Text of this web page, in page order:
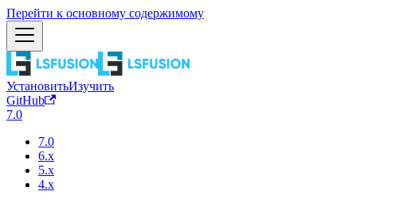
Перейти к основному содержимому
УстановитьИзучить
GitHub
7.0
7.0
6.x
5.x
4.x